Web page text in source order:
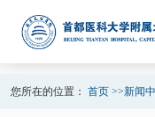
您所在的位置： 首页>>新闻